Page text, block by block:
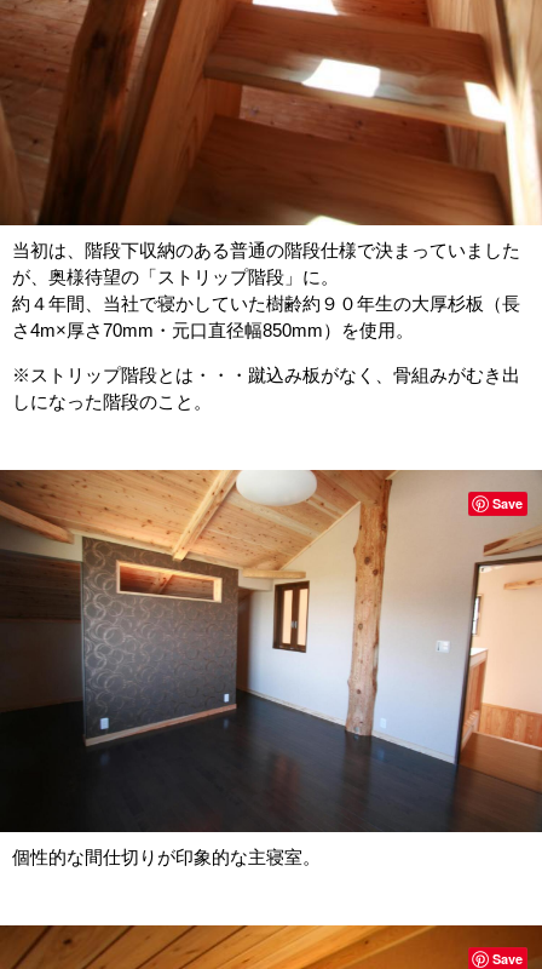
当初は、階段下収納のある普通の階段仕様で決まっていました
が、奥様待望の「ストリップ階段」に。
約４年間、当社で寝かしていた樹齢約９０年生の大厚杉板（長
さ4m×厚さ70mm・元口直径幅850mm）を使用。
※ストリップ階段とは・・・蹴込み板がなく、骨組みがむき出
しになった階段のこと。
個性的な間仕切りが印象的な主寝室。
Save
Save